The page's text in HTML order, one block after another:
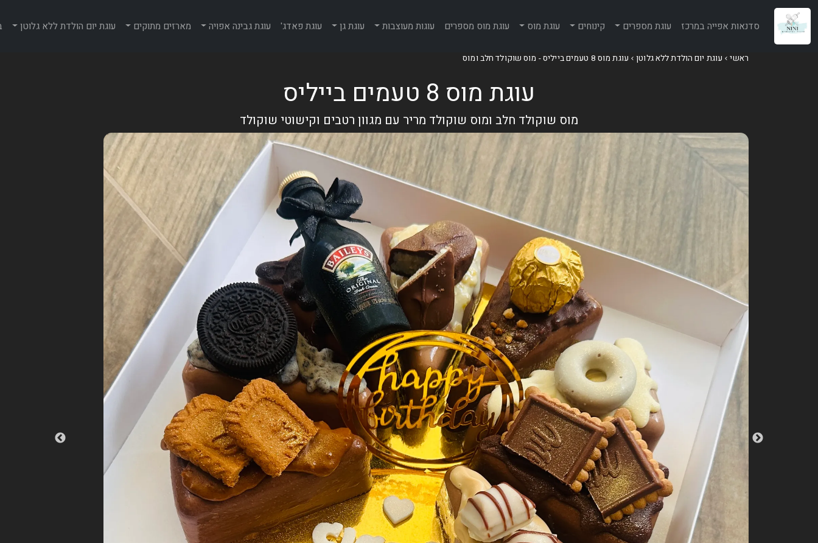
סדנאות אפייה במרכז עוגת מספרים קינוחים עוגת מוס עוגת מוס מספרים עוגות מעוצבות עוגת גן עוגת פאדג' עוגת גבינה אפויה מארזים מתוקים עוגת יום הולדת ללא גלוטן
ראשי עוגת יום הולדת ללא גלוטן עוגת מוס 8 טעמים בייליס - מוס שוקולד חלב ומוס
עוגת מוס 8 טעמים בייליס
מוס שוקולד חלב ומוס שוקולד מריר עם מגוון רטבים וקישוטי שוקולד